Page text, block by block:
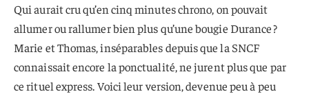
Qui aurait cru qu’en cinq minutes chrono, on pouvait
allumer ou rallumer bien plus qu’une bougie Durance ?
Marie et Thomas, inséparables depuis que la SNCF
connaissait encore la ponctualité, ne jurent plus que par
ce rituel express. Voici leur version, devenue peu à peu